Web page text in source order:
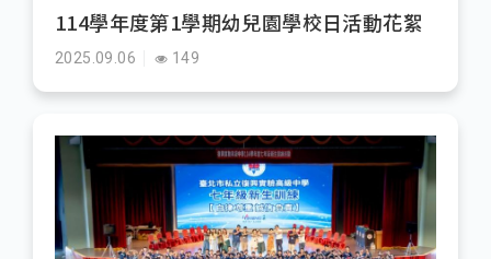
114學年度第1學期幼兒園學校日活動花絮
2025.09.06 149